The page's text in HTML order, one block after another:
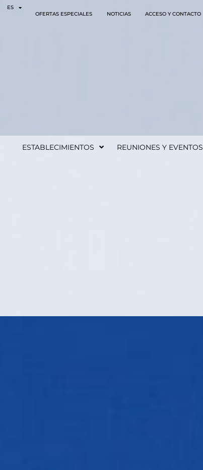
ES
OFERTAS ESPECIALES
NOTICIAS ACCESO Y CONTACTO
ESTABLECIMIENTOS REUNIONES Y EVENTOS
Panel de gestión de cookies